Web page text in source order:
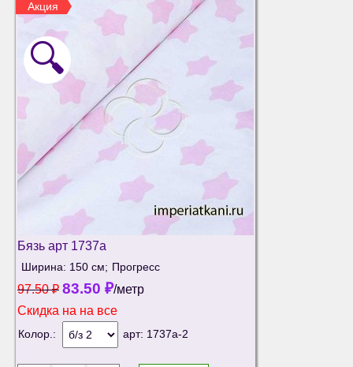
Акция
🔍
Бязь арт 1737а
Ширина: 150 см; Прогресс
97.50₽ 83.50 ₽/метр
Скидка на на все
Колор.: арт: 1737а-2